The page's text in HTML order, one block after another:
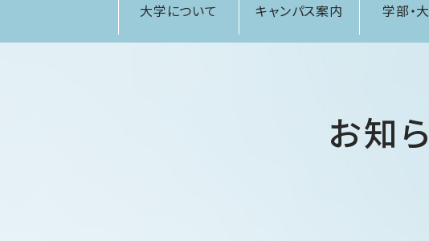
大学について キャンパス案内 学部・
お知